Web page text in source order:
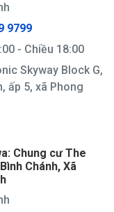
9799
- Chiều 18:00
Skyway Block G,
ấp 5, xã Phong
Chung cư The
Chánh, Xã